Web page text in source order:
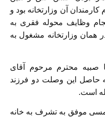
آن وزارتخانه بود و
منظور انجام وظایف محوله فقری به
همان وزارتخانه مشغول به
۱۳۵۵ شمسی با صبیه محترم مرحوم آقای
حاصل این وصلت دو فرزند
است.
له در اسفند سال ۱۳۴۴ شمسی موفق به تشرف به خانه